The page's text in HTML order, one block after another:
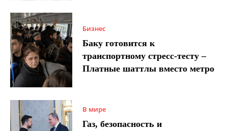
Бизнес
Баку готовится к
транспортному стресс-тесту –
Платные шаттлы вместо метро
В мире
Газ, безопасность и